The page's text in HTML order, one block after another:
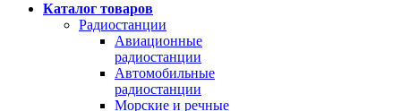
Каталог товаров
Радиостанции
Авиационные
радиостанции
Автомобильные
радиостанции
Морские и речные